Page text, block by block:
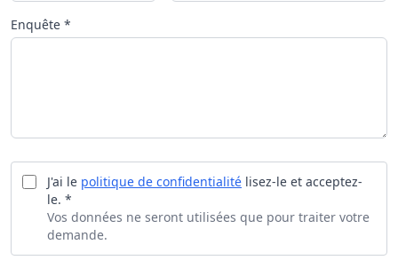
Enquête *
J'ai le politique de confidentialité lisez-le et acceptez-
le. *
Vos données ne seront utilisées que pour traiter votre
demande.